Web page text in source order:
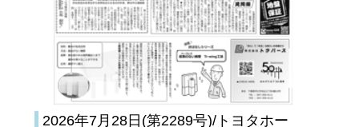
2026年7月28日(第2289号)/トヨタホー